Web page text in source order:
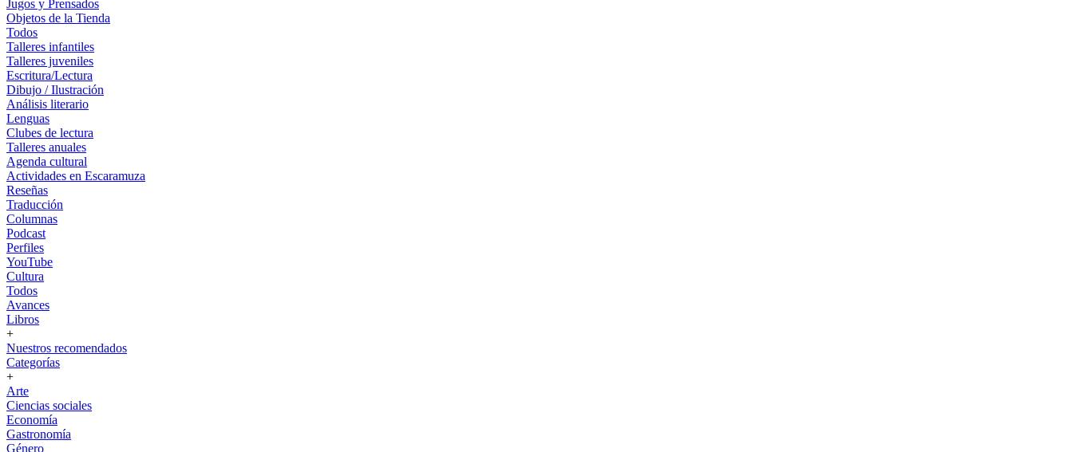
Jugos y Prensados
Objetos de la Tienda
Todos
Talleres infantiles
Talleres juveniles
Escritura/Lectura
Dibujo / Ilustración
Análisis literario
Lenguas
Clubes de lectura
Talleres anuales
Agenda cultural
Actividades en Escaramuza
Reseñas
Traducción
Columnas
Podcast
Perfiles
YouTube
Cultura
Todos
Avances
Libros
+
Nuestros recomendados
Categorías
+
Arte
Ciencias sociales
Economía
Gastronomía
Género